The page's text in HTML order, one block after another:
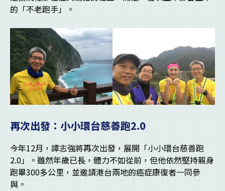
的「不老跑手」。
再次出發：小小環台慈善跑2.0
今年12月，譚志強將再次出發，展開「小小環台慈善跑
2.0」。雖然年歲已長，體力不如從前，但他依然堅持親身
跑畢300多公里，並邀請港台兩地的癌症康復者一同參
與。